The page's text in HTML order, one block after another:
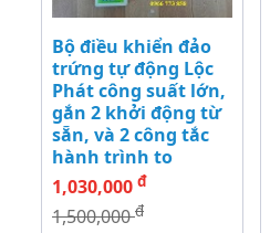
Bộ điều khiển đảo
trứng tự động Lộc
Phát công suất lớn,
gắn 2 khởi động từ
sẵn, và 2 công tắc
hành trình to
1,030,000 đ
1,500,000đ